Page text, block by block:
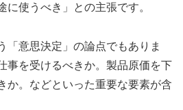
に使うべき」との主張です。
「意思決定」の論点でもありま
事を受けるべきか。製品原価を下
か。などといった重要な要素が含